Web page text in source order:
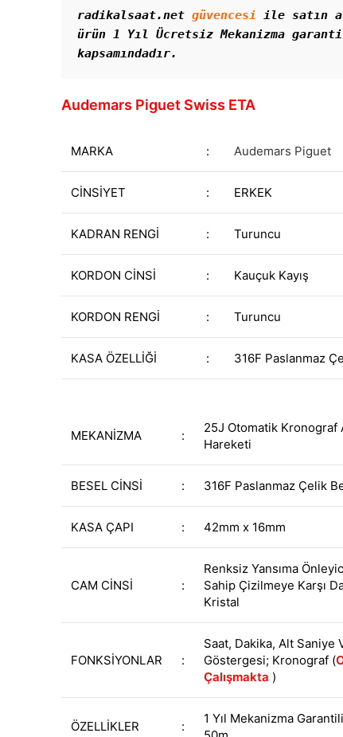
radikalsaat.net güvencesi ile satın
ürün 1 Yıl Ücretsiz Mekanizma garanti
kapsamındadır.
Audemars Piguet Swiss ETA
MARKA : Audemars Piguet
CİNSİYET : ERKEK
KADRAN RENGİ : Turuncu
KORDON CİNSİ : Kauçuk Kayış
KORDON RENGİ : Turuncu
KASA ÖZELLİĞİ : 316F Paslanmaz
MEKANİZMA :
25J Otomatik Kronograf
Hareketi
BESEL CİNSİ : 316F Paslanmaz Çelik
KASA ÇAPI : 42mm x 16mm
CAM CİNSİ :
Renksiz Yansıma
Sahip Çizilmeye Karşı
Kristal
FONKSİYONLAR :
Saat, Dakika, Alt Saniye
Göstergesi; Kronograf (
Çalışmakta )
ÖZELLİKLER :
1 Yıl Mekanizma